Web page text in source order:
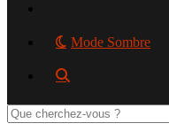
Mode Sombre
Rechercher
sur